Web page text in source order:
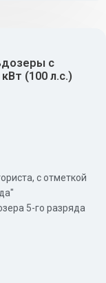
с
(100 л.с.)
с отметкой
5-го разряда